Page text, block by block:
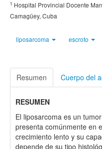
1 Hospital Provincial Docente
Camagüey, Cuba
liposarcoma escroto
Resumen Cuerpo del
RESUMEN
El liposarcoma es un
presenta comúnmente en
crecimiento lento y su
depende de su tipo